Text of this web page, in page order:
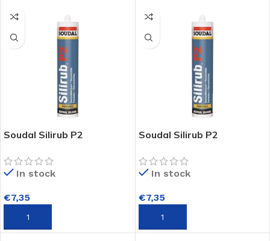
Soudal Silirub P2
Grijs – RAL 7004
In stock
€7,35
Soudal Silirub P2
Cremewit – RAL 9001
In stock
€7,35